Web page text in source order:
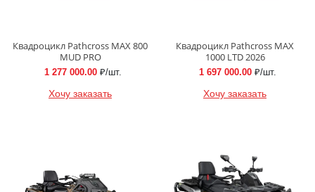
Квадроцикл Pathcross MAX 800
MUD PRO
1 277 000.00 ₽/шт.
Хочу заказать
Квадроцикл Pathcross MAX
1000 LTD 2026
1 697 000.00 ₽/шт.
Хочу заказать